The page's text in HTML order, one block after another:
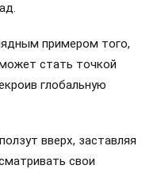
примером того,
стать точкой
глобальную
вверх, заставляя
свои